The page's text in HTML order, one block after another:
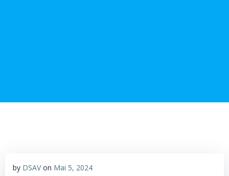
by DSAV on Mai 5, 2024